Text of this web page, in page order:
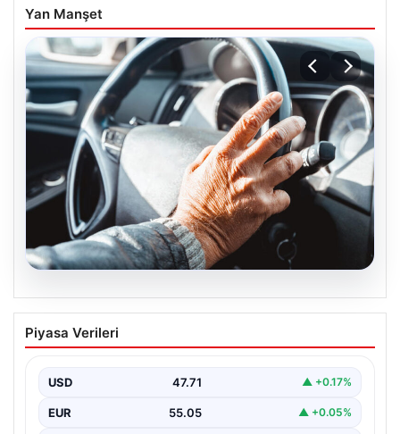
Yan Manşet
Emekliye ÖTV’siz araç verilecek mi,
yasa çıkacak mı? Milyonlarca emekli
Piyasa Verileri
USD 47.71 ▲ +0.17%
EUR 55.05 ▲ +0.05%